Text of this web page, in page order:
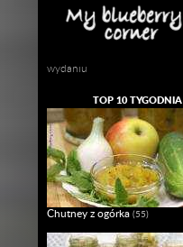
Szukaj
wydaniu
TOP 10 TYGODNIA
Chutney z ogórka (55)